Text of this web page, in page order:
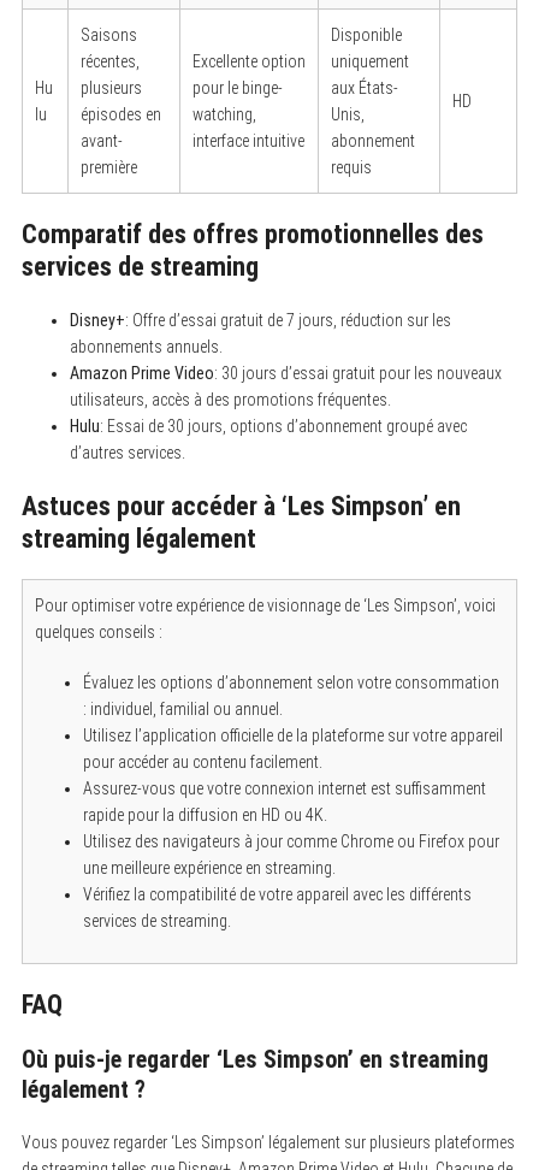
Hu
lu
Saisons
récentes,
plusieurs
épisodes en
avant-
première
Excellente option
pour le binge-
watching,
interface intuitive
Disponible
uniquement
aux États-
Unis,
abonnement
requis
HD
Comparatif des offres promotionnelles des
services de streaming
Disney+: Offre d’essai gratuit de 7 jours, réduction sur les
abonnements annuels.
Amazon Prime Video: 30 jours d’essai gratuit pour les nouveaux
utilisateurs, accès à des promotions fréquentes.
Hulu: Essai de 30 jours, options d’abonnement groupé avec
d’autres services.
Astuces pour accéder à ‘Les Simpson’ en
streaming légalement
Pour optimiser votre expérience de visionnage de ‘Les Simpson’, voici
quelques conseils :
Évaluez les options d’abonnement selon votre consommation
: individuel, familial ou annuel.
Utilisez l’application officielle de la plateforme sur votre appareil
pour accéder au contenu facilement.
Assurez-vous que votre connexion internet est suffisamment
rapide pour la diffusion en HD ou 4K.
Utilisez des navigateurs à jour comme Chrome ou Firefox pour
une meilleure expérience en streaming.
Vérifiez la compatibilité de votre appareil avec les différents
services de streaming.
FAQ
Où puis-je regarder ‘Les Simpson’ en streaming
légalement ?
Vous pouvez regarder ‘Les Simpson’ légalement sur plusieurs plateformes
f
o